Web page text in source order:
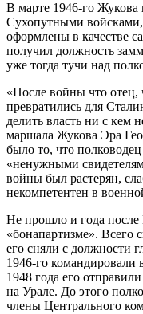
В марте 1946-го
Сухопутными войсками,
оформлены в качестве
получил должность
уже тогда тучи над
«После войны что отец,
превратились для
делить власть ни с кем
маршала Жукова Эра
было то, что
«ненужными
войны был растерян,
некомпетентен в
Не прошло и года
«бонапартизме». Всего
его сняли с должности
1946-го командировали
1948 года его
на Урале. До этого
члены Центрального